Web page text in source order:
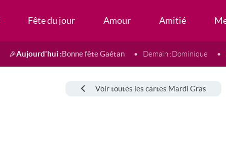
Fête du jour Amour Amitié
🎉Aujourd'hui :Bonne fête Gaétan Demain :Dominique
Voir toutes les cartes Mardi Gras